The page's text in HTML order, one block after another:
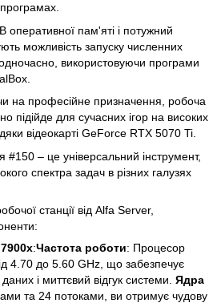
оперативної пам'яті і потужний
можливість запуску численних
використовуючи програми
на професійне призначення, робоча
підійде для сучасних ігор на високих
відеокарті GeForce RTX 5070 Ti.
#150 – це універсальний інструмент,
спектра задач в різних галузях
станції від Alfa Server,
:Частота роботи: Процесор
4.70 до 5.60 GHz, що забезпечує
і миттєвий відгук системи. Ядра
та 24 потоками, ви отримує чудову